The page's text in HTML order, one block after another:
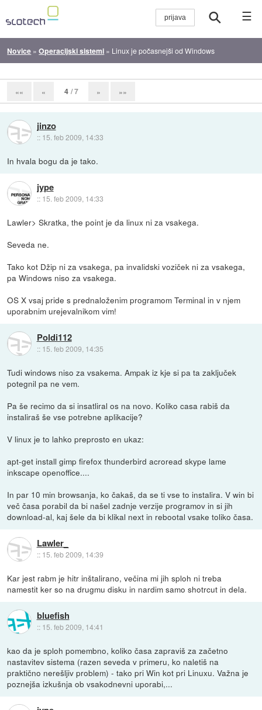
☰
Novice »Operacijski sistemi » Linux je počasnejši od Windows
«« « 4 / 7 » »»
jinzo
:: 15. feb 2009, 14:33
In hvala bogu da je tako.
jype
:: 15. feb 2009, 14:33
Lawler> Skratka, the point je da linux ni za vsakega.
Seveda ne.
Tako kot Džip ni za vsakega, pa invalidski voziček ni za vsakega,
pa Windows niso za vsakega.
OS X vsaj pride s prednaloženim programom Terminal in v njem
uporabnim urejevalnikom vim!
Poldi112
:: 15. feb 2009, 14:35
Tudi windows niso za vsakema. Ampak iz kje si pa ta zaključek
potegnil pa ne vem.
Pa še recimo da si insatliral os na novo. Koliko casa rabiš da
instaliraš še vse potrebne aplikacije?
V linux je to lahko preprosto en ukaz:
apt-get install gimp firefox thunderbird acroread skype lame
inkscape openoffice....
In par 10 min browsanja, ko čakaš, da se ti vse to instalira. V win bi
več časa porabil da bi našel zadnje verzije programov in si jih
download-al, kaj šele da bi klikal next in rebootal vsake toliko časa.
Lawler_
:: 15. feb 2009, 14:39
Kar jest rabm je hitr inštalirano, večina mi jih sploh ni treba
namestit ker so na drugmu disku in nardim samo shotrcut in dela.
bluefish
:: 15. feb 2009, 14:41
kao da je sploh pomembno, koliko časa zapraviš za začetno
nastavitev sistema (razen seveda v primeru, ko naletiš na
praktično nerešljiv problem) - tako pri Win kot pri Linuxu. Važna je
poznejša izkušnja ob vsakodnevni uporabi,...